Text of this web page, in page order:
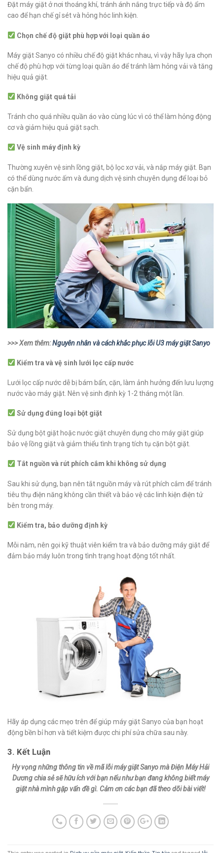
Đặt máy giặt ở nơi thoáng khí, tránh ánh nắng trực tiếp và độ ẩm
cao để hạn chế gỉ sét và hỏng hóc linh kiện.
Chọn chế độ giặt phù hợp với loại quần áo
Máy giặt Sanyo có nhiều chế độ giặt khác nhau, vì vậy hãy lựa chọn
chế độ phù hợp với từng loại quần áo để tránh làm hỏng vải và tăng
hiệu quả giặt.
Không giặt quá tải
Tránh cho quá nhiều quần áo vào cùng lúc vì có thể làm hỏng động
cơ và giảm hiệu quả giặt sạch.
Vệ sinh máy định kỳ
Thường xuyên vệ sinh lồng giặt, bộ lọc xơ vải, và nắp máy giặt. Bạn
có thể dùng nước ấm và dung dịch vệ sinh chuyên dụng để loại bỏ
cặn bẩn.
>>> Xem thêm:Nguyên nhân và cách khắc phục lỗi U3 máy giặt Sanyo
Kiểm tra và vệ sinh lưới lọc cấp nước
Lưới lọc cấp nước dễ bị bám bẩn, cặn, làm ảnh hưởng đến lưu lượng
nước vào máy giặt. Nên vệ sinh định kỳ 1-2 tháng một lần.
Sử dụng đúng loại bột giặt
Sử dụng bột giặt hoặc nước giặt chuyên dụng cho máy giặt giúp
bảo vệ lồng giặt và giảm thiểu tình trạng tích tụ cặn bột giặt.
Tắt nguồn và rút phích cắm khi không sử dụng
Sau khi sử dụng, bạn nên tắt nguồn máy và rút phích cắm để tránh
tiêu thụ điện năng không cần thiết và bảo vệ các linh kiện điện tử
bên trong máy.
Kiểm tra, bảo dưỡng định kỳ
Mỗi năm, nên gọi kỹ thuật viên kiểm tra và bảo dưỡng máy giặt để
đảm bảo máy luôn trong tình trạng hoạt động tốt nhất.
Hãy áp dụng các mẹo trên để giúp máy giặt Sanyo của bạn hoạt
động bền bỉ hơn và tiết kiệm được chi phí sửa chữa sau này.
3. Kết Luận
Hy vọng những thông tin về mã lỗi máy giặt Sanyo mà Điện Máy Hải
Dương chia sẻ sẽ hữu ích với bạn nếu như bạn đang không biết máy
giặt nhà mình gặp vấn đề gì. Cảm ơn các bạn đã theo dõi bài viết!